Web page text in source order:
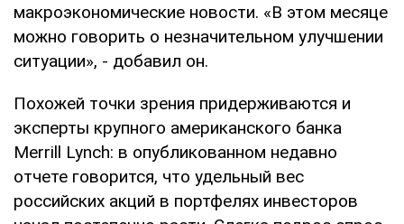
макроэкономические новости. «В этом месяце
можно говорить о незначительном улучшении
ситуации», - добавил он.
Похожей точки зрения придерживаются и
эксперты крупного американского банка
Merrill Lynch: в опубликованном недавно
отчете говорится, что удельный вес
российских акций в портфелях инвесторов